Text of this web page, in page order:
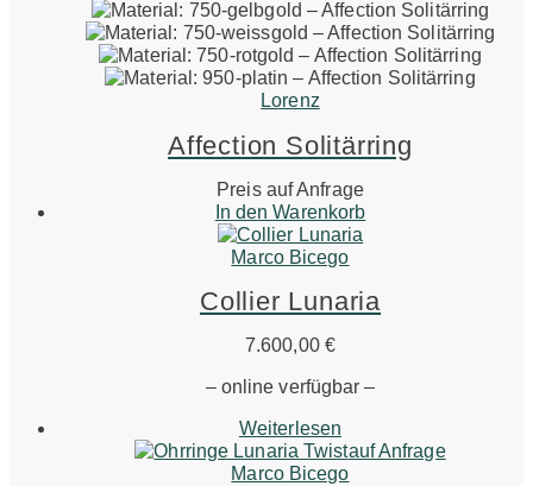
Lorenz
Affection Solitärring
Preis auf Anfrage
In den Warenkorb
Marco Bicego
Collier Lunaria
7.600,00 €
– online verfügbar –
Weiterlesen
auf Anfrage
Marco Bicego